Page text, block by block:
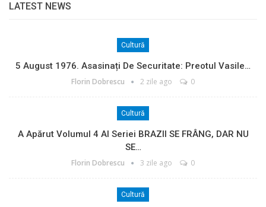
LATEST NEWS
Cultură
5 August 1976. Asasinați De Securitate: Preotul Vasile…
Florin Dobrescu 2 zile ago 0
Cultură
A Apărut Volumul 4 Al Seriei BRAZII SE FRÂNG, DAR NU
SE…
Florin Dobrescu 3 zile ago 0
Cultură